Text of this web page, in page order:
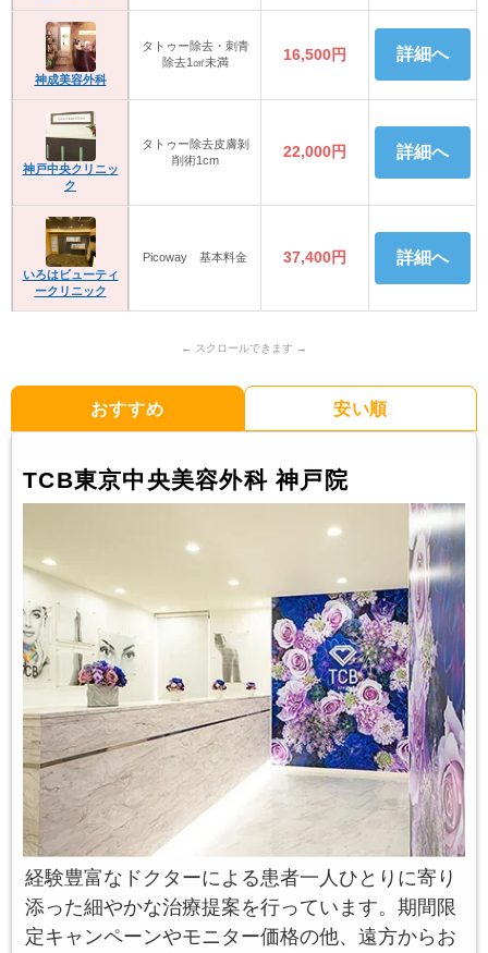
神成美容外科
タトゥー除去・刺青
除去1㎠未満
16,500円 詳細へ
神戸中央クリニッ
ク
タトゥー除去皮膚剝
削術1cm
22,000円 詳細へ
いろはビューティ
ークリニック
Picoway 基本料金 37,400円 詳細へ
おすすめ 安い順
TCB東京中央美容外科 神戸院
経験豊富なドクターによる患者一人ひとりに寄り
添った細やかな治療提案を行っています。期間限
定キャンペーンやモニター価格の他、遠方からお